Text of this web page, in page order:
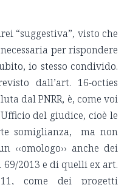
“suggestiva”, visto che
per rispondere
io stesso condivido.
dall’art. 16-octies
dal PNRR, è, come voi
del giudice, cioè le
somiglianza, ma non
‹‹omologo›› anche dei
2013 e di quelli ex art.
come dei progetti